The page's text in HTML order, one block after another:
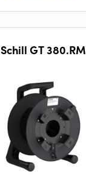
Schill GT 380.RM